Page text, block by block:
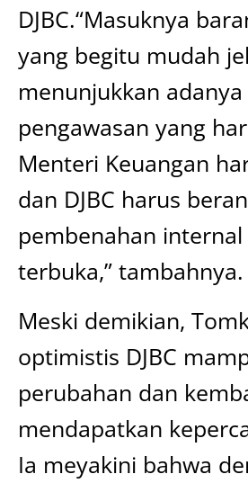
DJBC.“Masuknya
yang begitu mudah
menunjukkan adanya
pengawasan yang
Menteri Keuangan
dan DJBC harus
pembenahan internal
terbuka,” tambahnya.
Meski demikian,
optimistis DJBC
perubahan dan
mendapatkan
Ia meyakini bahwa